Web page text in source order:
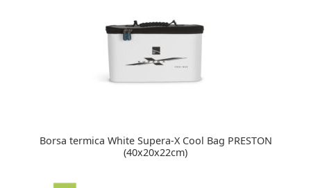
Borsa termica White Supera-X Cool Bag PRESTON
(40x20x22cm)